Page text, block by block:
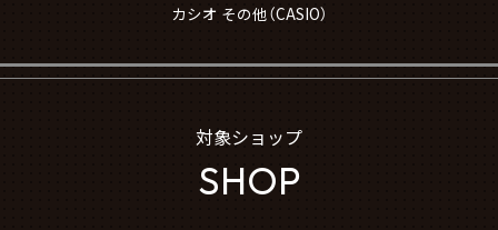
カシオ その他（CASIO）
対象ショップ
SHOP